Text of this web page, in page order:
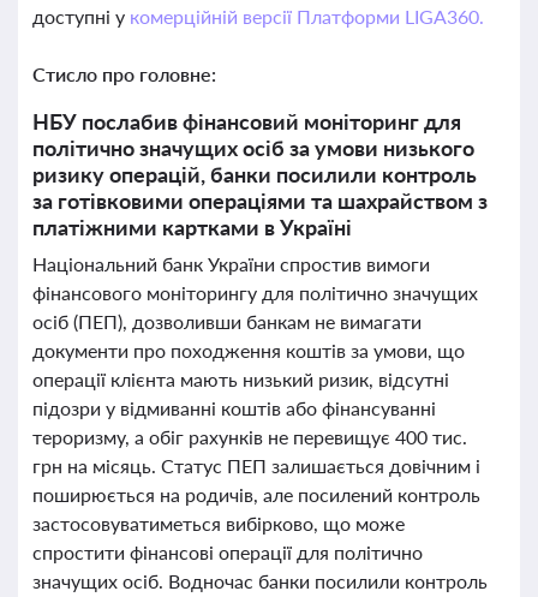
доступні у комерційній версії Платформи LIGA360.
Стисло про головне:
НБУ послабив фінансовий моніторинг для
політично значущих осіб за умови низького
ризику операцій, банки посилили контроль
за готівковими операціями та шахрайством з
платіжними картками в Україні
Національний банк України спростив вимоги
фінансового моніторингу для політично значущих
осіб (ПЕП), дозволивши банкам не вимагати
документи про походження коштів за умови, що
операції клієнта мають низький ризик, відсутні
підозри у відмиванні коштів або фінансуванні
тероризму, а обіг рахунків не перевищує 400 тис.
грн на місяць. Статус ПЕП залишається довічним і
поширюється на родичів, але посилений контроль
застосовуватиметься вибірково, що може
спростити фінансові операції для політично
значущих осіб. Водночас банки посилили контроль